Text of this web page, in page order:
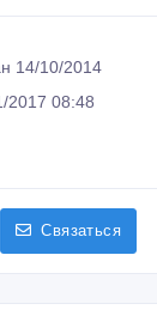
14/10/2014
2017 08:48
Связаться